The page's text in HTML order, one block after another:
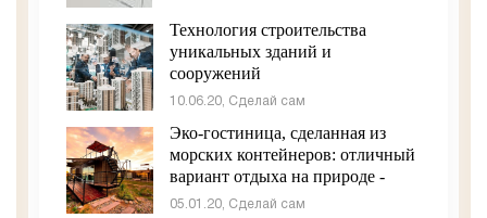
Технология строительства
уникальных зданий и
сооружений
10.06.20, Сделай сам
Эко-гостиница, сделанная из
морских контейнеров: отличный
вариант отдыха на природе -
Архитектура и интерьер
05.01.20, Сделай сам